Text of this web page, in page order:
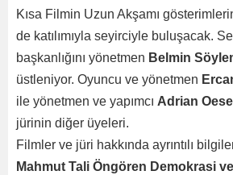
Kısa Filmin Uzun Akşamı
de katılımıyla seyirciyle buluşacak.
başkanlığını yönetmen Belmin
üstleniyor. Oyuncu ve yönetmen
ile yönetmen ve yapımcı Adrian
jürinin diğer üyeleri.
Filmler ve jüri hakkında ayrıntılı
Mahmut Tali Öngören Demokrasi